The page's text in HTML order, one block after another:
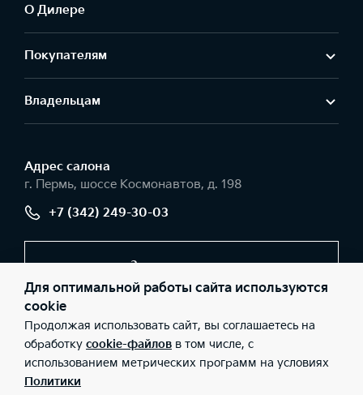
О Дилере
Покупателям
Владельцам
Адрес салонa
г. Пермь, шоссе Космонавтов, д. 198
+7 (342) 249-30-03
Заказать звонок
© 2026 Юридические лица ООО «Вега-моторс» (Фактический
адрес: г. Пермь, шоссе Космонавтов, д. 198; Телефон: +7 (342)
249-30-03; ИНН: 5902879460; ОГРН: 1115902006505), ООО «Киа
Россия и СНГ» (Фактический адрес: г.Москва, Валовая 26;
Телефон: 8 800 301 08 80; ИНН: 7728674093; ОГРН:
5087746291760) ведут деятельность на территории РФ в
Для оптимальной работы сайта используются
cookie
Продолжая использовать сайт, вы соглашаетесь на
обработку cookie-файлов в том числе, с
использованием метрических программ на условиях
Политики